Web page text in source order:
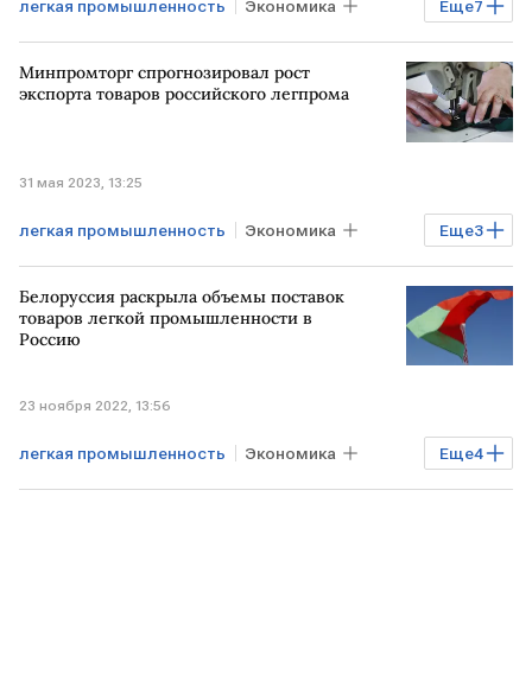
Еще7
легкая промышленность Экономика
Минпромторг параллельный импорт
одежда обувь Авто Kia
Минпромторг спрогнозировал рост
экспорта товаров российского легпрома
31 мая 2023, 13:25
Еще3
легкая промышленность Экономика
Промышленность Минпромторг
экспорт
Белоруссия раскрыла объемы поставок
товаров легкой промышленности в
Россию
23 ноября 2022, 13:56
Еще4
легкая промышленность Экономика
Мировая экономика БЕЛОРУССИЯ